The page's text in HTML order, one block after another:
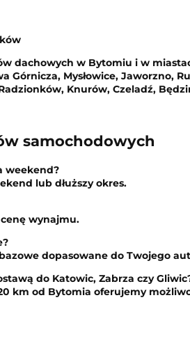
dachowych w Bytomiu i w
Górnicza, Mysłowice, Jaworzno,
Knurów, Czeladź,
samochodowych
weekend?
lub dłuższy okres.
wynajmu.
dopasowane do Twojego
do Katowic, Zabrza czy
km od Bytomia oferujemy